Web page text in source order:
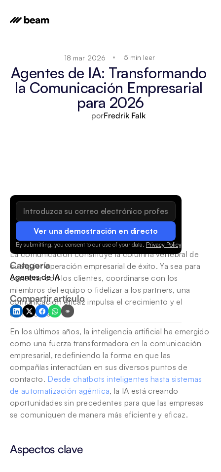
18 mar 2026 5 min leer
Agentes de IA: Transformando
la Comunicación Empresarial
para 2026
porFredrik Falk
Ver una demostración en directo
By submitting, you consent to our use of your data. Privacy Policy.
Categoría
Agentes de IA
Compartir artículo
La comunicación constituye la columna vertebral de
cualquier operación empresarial de éxito. Ya sea para
conectar con los clientes, coordinarse con los
miembros del equipo o fidelizar a los partners, una
comunicación eficaz impulsa el crecimiento y el
compromiso.
En los últimos años, la inteligencia artificial ha emergido
como una fuerza transformadora en la comunicación
empresarial, redefiniendo la forma en que las
compañías interactúan en sus diversos puntos de
contacto. Desde chatbots inteligentes hasta sistemas
de automatización agéntica, la IA está creando
oportunidades sin precedentes para que las empresas
se comuniquen de manera más eficiente y eficaz.
Aspectos clave